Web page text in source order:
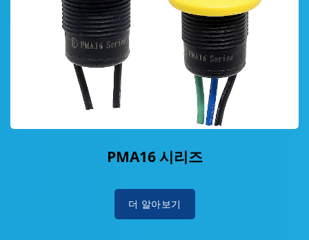
PMA16 시리즈
더 알아보기